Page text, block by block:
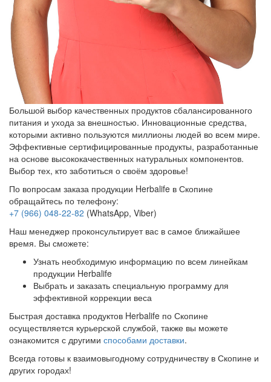
Большой выбор качественных продуктов сбалансированного
питания и ухода за внешностью. Инновационные средства,
которыми активно пользуются миллионы людей во всем мире.
Эффективные сертифицированные продукты, разработанные
на основе высококачественных натуральных компонентов.
Выбор тех, кто заботиться о своём здоровье!
По вопросам заказа продукции Herbalife в Скопине
обращайтесь по телефону:
+7 (966) 048-22-82 (WhatsApp, Viber)
Наш менеджер проконсультирует вас в самое ближайшее
время. Вы сможете:
Узнать необходимую информацию по всем линейкам
продукции Herbalife
Выбрать и заказать специальную программу для
эффективной коррекции веса
Быстрая доставка продуктов Herbalife по Скопине
осуществляется курьерской службой, также вы можете
ознакомится с другими способами доставки.
Всегда готовы к взаимовыгодному сотрудничеству в Скопине и
других городах!